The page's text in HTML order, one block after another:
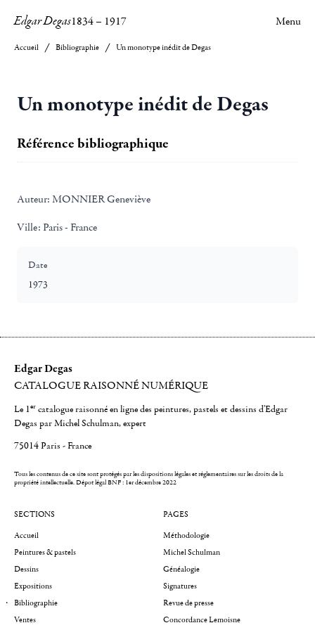
Edgar Degas1834– 1917 Menu
Accueil Bibliographie Un monotype inédit de Degas
Un monotype inédit de Degas
Référence bibliographique
Auteur: MONNIER Geneviève
Ville: Paris - France
Date
1973
Edgar Degas
CATALOGUE RAISONNÉ NUMÉRIQUE
Le 1er catalogue raisonné en ligne des peintures, pastels et dessins d'Edgar
Degas par Michel Schulman, expert
75014 Paris - France
Tous les contenus de ce site sont protégés par les dispositions légales et réglementaires sur les droits de la
propriété intellectuelle.Dépot légal BNF : 1er décembre 2022
SECTIONS
Accueil
Peintures & pastels
Dessins
Expositions
Bibliographie
Ventes
PAGES
Méthodologie
Michel Schulman
Généalogie
Signatures
Revue de presse
Concordance Lemoisne